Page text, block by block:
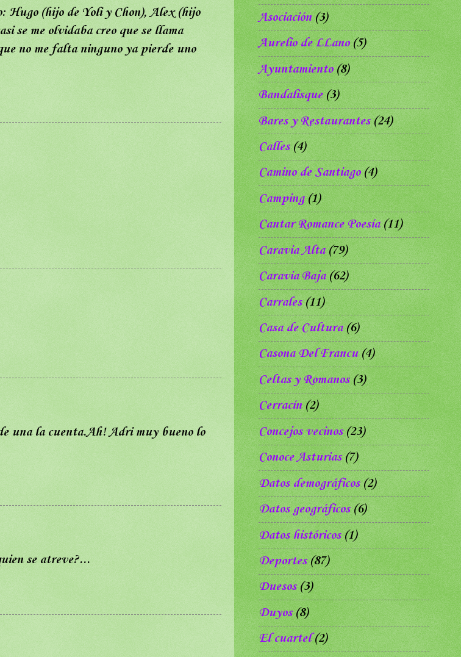
Hugo (hijo de Yoli y Chon), Alex (hijo
se me olvidaba creo que se llama
no me falta ninguno ya pierde uno
una la cuenta.Ah! Adri muy bueno lo
se atreve?...
Asociación (3)
Aurelio de LLano (5)
Ayuntamiento (8)
Bandalisque (3)
Bares y Restaurantes (24)
Calles (4)
Camino de Santiago (4)
Camping (1)
Cantar Romance Poesía (11)
Caravia Alta (79)
Caravia Baja (62)
Carrales (11)
Casa de Cultura (6)
Casona Del Francu (4)
Celtas y Romanos (3)
Cerracín (2)
Concejos vecinos (23)
Conoce Asturias (7)
Datos demográficos (2)
Datos geográficos (6)
Datos históricos (1)
Deportes (87)
Duesos (3)
Duyos (8)
El cuartel (2)